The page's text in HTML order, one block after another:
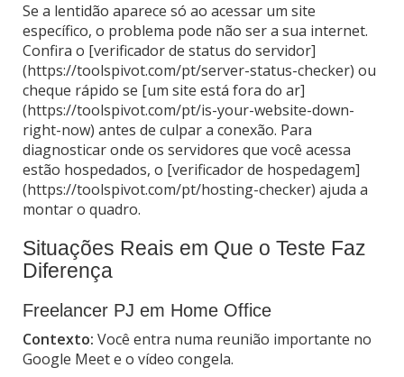
Se a lentidão aparece só ao acessar um site
específico, o problema pode não ser a sua internet.
Confira o [verificador de status do servidor]
(https://toolspivot.com/pt/server-status-checker) ou
cheque rápido se [um site está fora do ar]
(https://toolspivot.com/pt/is-your-website-down-
right-now) antes de culpar a conexão. Para
diagnosticar onde os servidores que você acessa
estão hospedados, o [verificador de hospedagem]
(https://toolspivot.com/pt/hosting-checker) ajuda a
montar o quadro.
Situações Reais em Que o Teste Faz
Diferença
Freelancer PJ em Home Office
Contexto: Você entra numa reunião importante no
Google Meet e o vídeo congela.